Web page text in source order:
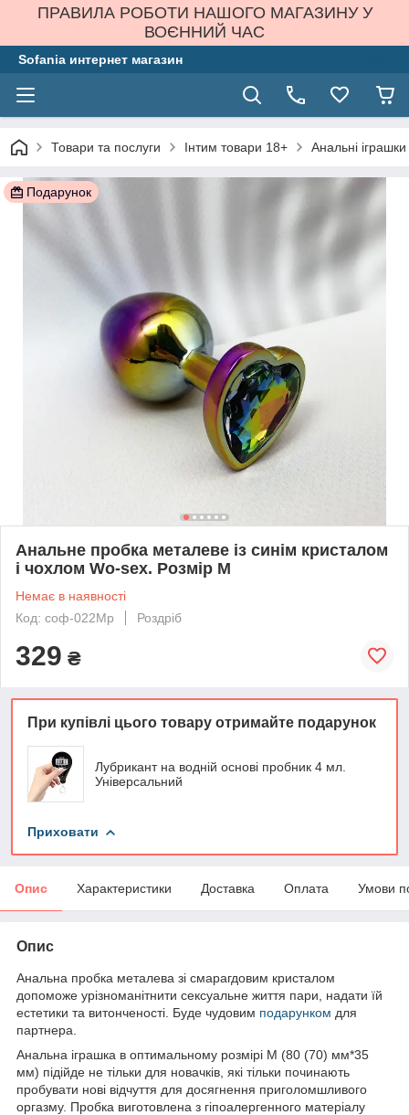
ПРАВИЛА РОБОТИ НАШОГО МАГАЗИНУ У
ВОЄННИЙ ЧАС
Sofania интернет магазин
Товари та послуги Інтим товари 18+ Анальні іграшки
Подарунок
Анальне пробка металеве із синім кристалом
і чохлом Wo-sex. Розмір М
Немає в наявності
Код: соф-022Мр
Роздріб
329 ₴
При купівлі цього товару отримайте подарунок
Лубрикант на водній основі пробник 4 мл.
Універсальний
Приховати
Опис Характеристики Доставка Оплата Умови
Опис
Анальна пробка металева зі смарагдовим кристалом
допоможе урізноманітнити сексуальне життя пари, надати їй
естетики та витонченості. Буде чудовим подарунком для
партнера.
Анальна іграшка в оптимальному розмірі М (80 (70) мм*35
мм) підійде не тільки для новачків, які тільки починають
пробувати нові відчуття для досягнення приголомшливого
оргазму. Пробка виготовлена з гіпоалергенного матеріалу